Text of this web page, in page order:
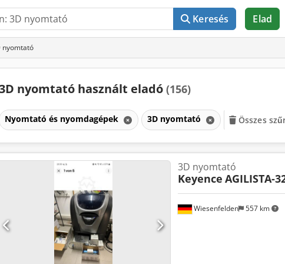
Keresés Elad
nyomtató
nyomtató használt eladó (156)
Nyomtató és nyomdagépek 3D nyomtató Összes
Wiesenfelden 557 km
3D nyomtató
Keyence AGILISTA-